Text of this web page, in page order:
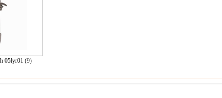
05lyr01 (9)